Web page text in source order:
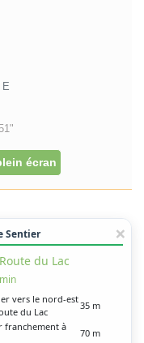
écran
Sentier
Route du Lac
vers le nord-est
du Lac
35 m
franchement à
70 m